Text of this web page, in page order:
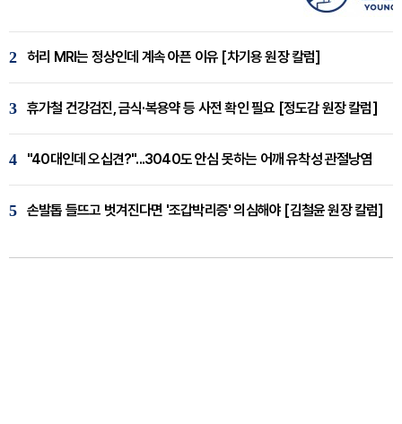
2 허리 MRI는 정상인데 계속 아픈 이유 [차기용 원장 칼럼]
3 휴가철 건강검진, 금식·복용약 등 사전 확인 필요 [정도감 원장 칼럼]
4 "40대인데 오십견?"...3040도 안심 못하는 어깨 유착성 관절낭염
5 손발톱 들뜨고 벗겨진다면 '조갑박리증' 의심해야 [김철윤 원장 칼럼]